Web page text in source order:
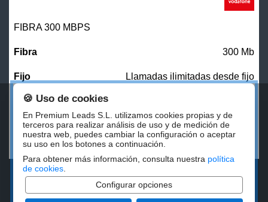
FIBRA 300 MBPS
300 Mb
Llamadas ilimitadas desde fijo
27,00 €/mes
CONTRATAR
🍪 Uso de cookies
En Premium Leads S.L. utilizamos cookies propias y de
terceros para realizar análisis de uso y de medición de
nuestra web, puedes cambiar la configuración o aceptar
su uso en los botones a continuación.
Para obtener más información, consulta nuestra política
de cookies
Configurar opciones